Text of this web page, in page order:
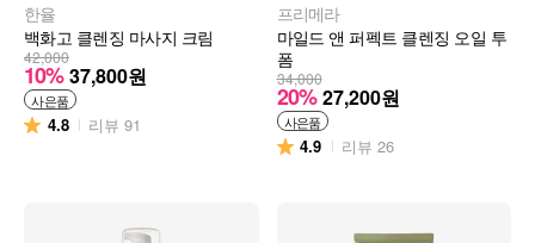
한율
백화고 클렌징 마사지 크림
42,000
10% 37,800원
사은품
4.8 리뷰 91
프리메라
마일드 앤 퍼펙트 클렌징 오일 투
폼
34,000
20% 27,200원
사은품
4.9 리뷰 26